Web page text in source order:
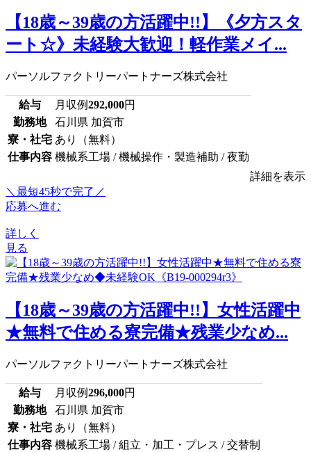
【18歳～39歳の方活躍中!!】《夕方スタ
ート☆》未経験大歓迎！軽作業メイ...
パーソルファクトリーパートナーズ株式会社
給与 月収例292,000円
勤務地
石川県 加賀市
寮・社宅 あり（無料）
仕事内容 機械系工場 / 機械操作・製造補助 / 夜勤
詳細を表示
＼最短45秒で完了／
応募へ進む
詳しく
見る
【18歳～39歳の方活躍中!!】女性活躍中
★無料で住める寮完備★残業少なめ...
パーソルファクトリーパートナーズ株式会社
給与 月収例296,000円
勤務地
石川県 加賀市
寮・社宅 あり（無料）
仕事内容 機械系工場 / 組立・加工・プレス / 交替制